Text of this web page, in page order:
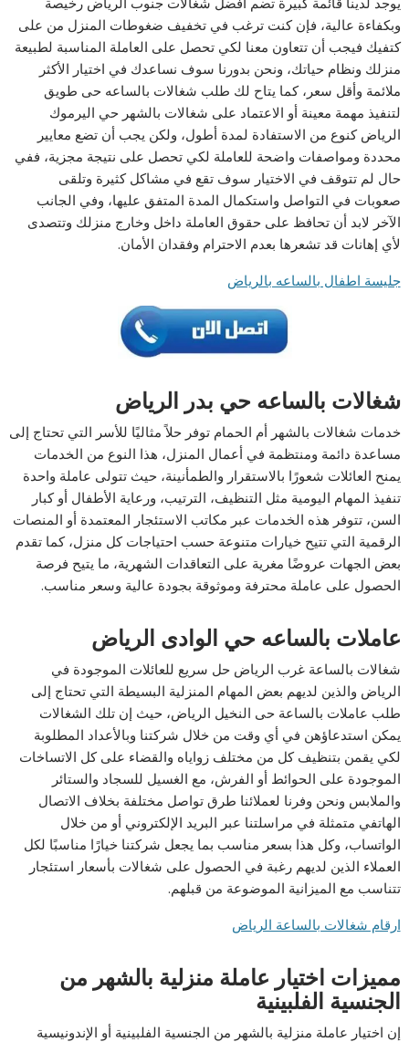
وبكفاءة عالية، فإن كنت ترغب في تخفيف ضغوطات المنزل من على
كتفيك فيجب أن تتعاون معنا لكي تحصل على العاملة المناسبة لطبيعة
منزلك ونظام حياتك، ونحن بدورنا سوف نساعدك في اختيار الأكثر
ملائمة وأقل سعر، كما يتاح لك طلب شغالات بالساعه حى طويق
لتنفيذ مهمة معينة أو الاعتماد على شغالات بالشهر حي اليرموك
الرياض كنوع من الاستفادة لمدة أطول، ولكن يجب أن تضع معايير
محددة ومواصفات واضحة للعاملة لكي تحصل على نتيجة مجزية، ففي
حال لم تتوقف في الاختيار سوف تقع في مشاكل كثيرة وتلقى
صعوبات في التواصل واستكمال المدة المتفق عليها، وفي الجانب
الآخر لابد أن تحافظ على حقوق العاملة داخل وخارج منزلك وتتصدى
لأي إهانات قد تشعرها بعدم الاحترام وفقدان الأمان.
جليسة اطفال بالساعه بالرياض
شغالات بالساعه حي بدر الرياض
خدمات شغالات بالشهر أم الحمام توفر حلاً مثاليًا للأسر التي تحتاج إلى
مساعدة دائمة ومنتظمة في أعمال المنزل، هذا النوع من الخدمات
يمنح العائلات شعورًا بالاستقرار والطمأنينة، حيث تتولى عاملة واحدة
تنفيذ المهام اليومية مثل التنظيف، الترتيب، ورعاية الأطفال أو كبار
السن، تتوفر هذه الخدمات عبر مكاتب الاستئجار المعتمدة أو المنصات
الرقمية التي تتيح خيارات متنوعة حسب احتياجات كل منزل، كما تقدم
بعض الجهات عروضًا مغرية على التعاقدات الشهرية، ما يتيح فرصة
الحصول على عاملة محترفة وموثوقة بجودة عالية وسعر مناسب.
عاملات بالساعه حي الوادى الرياض
شغالات بالساعة غرب الرياض حل سريع للعائلات الموجودة في
الرياض والذين لديهم بعض المهام المنزلية البسيطة التي تحتاج إلى
طلب عاملات بالساعة حى النخيل الرياض، حيث إن تلك الشغالات
يمكن استدعاؤهن في أي وقت من خلال شركتنا وبالأعداد المطلوبة
لكي يقمن بتنظيف كل من مختلف زواياه والقضاء على كل الاتساخات
الموجودة على الحوائط أو الفرش، مع الغسيل للسجاد والستائر
والملابس ونحن وفرنا لعملائنا طرق تواصل مختلفة بخلاف الاتصال
الهاتفي متمثلة في مراسلتنا عبر البريد الإلكتروني أو من خلال
الواتساب، وكل هذا بسعر مناسب بما يجعل شركتنا خيارًا مناسبًا لكل
العملاء الذين لديهم رغبة في الحصول على شغالات بأسعار استئجار
تتناسب مع الميزانية الموضوعة من قبلهم.
ارقام شغالات بالساعة الرياض
مميزات اختيار عاملة منزلية بالشهر من
الجنسية الفلبينية
إن اختيار عاملة منزلية بالشهر من الجنسية الفلبينية أو الإندونيسية